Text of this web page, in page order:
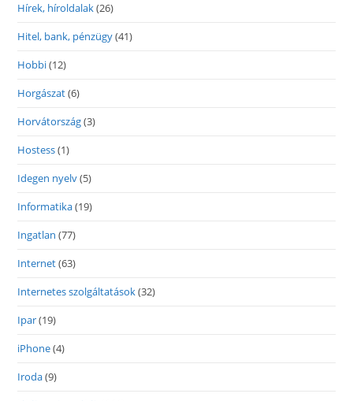
Hírek, híroldalak(26)
Hitel, bank, pénzügy(41)
Hobbi(12)
Horgászat(6)
Horvátország(3)
Hostess(1)
Idegen nyelv(5)
Informatika(19)
Ingatlan (77)
Internet(63)
Internetes szolgáltatások(32)
Ipar(19)
iPhone(4)
Iroda(9)